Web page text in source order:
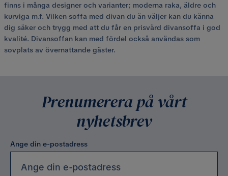
finns i många designer och varianter; moderna raka, äldre och
kurviga m.f. Vilken soffa med divan du än väljer kan du känna
dig säker och trygg med att du får en prisvärd divansoffa i god
kvalité. Divansoffan kan med fördel också användas som
sovplats av övernattande gäster.
Prenumerera på vårt
nyhetsbrev
Ange din e-postadress